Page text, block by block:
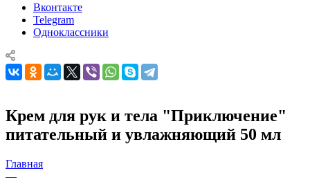
Вконтакте
Telegram
Одноклассники
Крем для рук и тела "Приключение"
питательный и увлажняющий 50 мл
Главная
—